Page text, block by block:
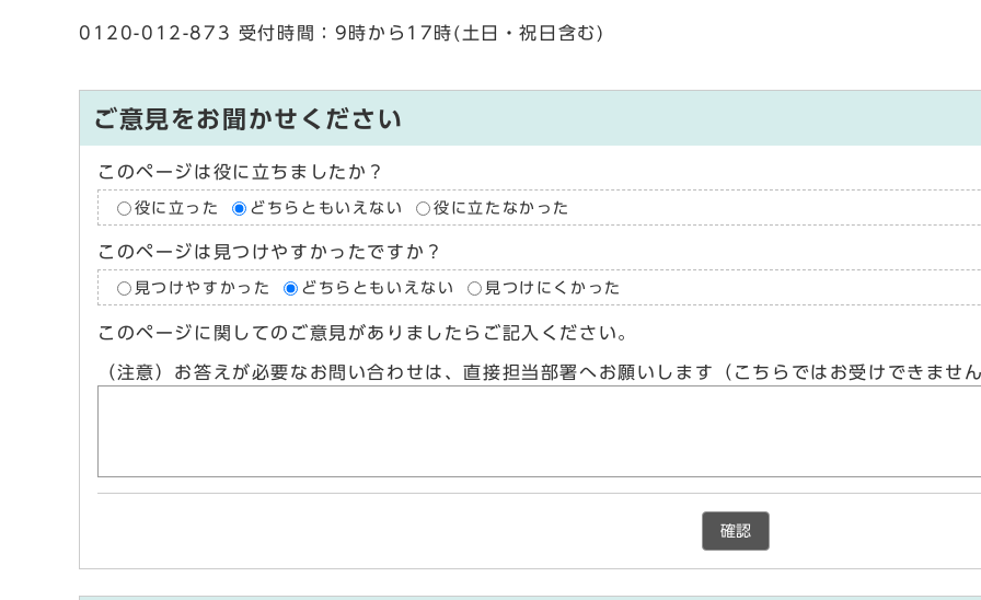
0120-012-873 受付時間：9時から17時(土日・祝日含む)
ご意見をお聞かせください
このページは役に立ちましたか？
役に立った どちらともいえない 役に立たなかった
このページは見つけやすかったですか？
見つけやすかった どちらともいえない 見つけにくかった
このページに関してのご意見がありましたらご記入ください。
（注意）お答えが必要なお問い合わせは、直接担当部署へお願いします（こちらではお受けできませ
確認